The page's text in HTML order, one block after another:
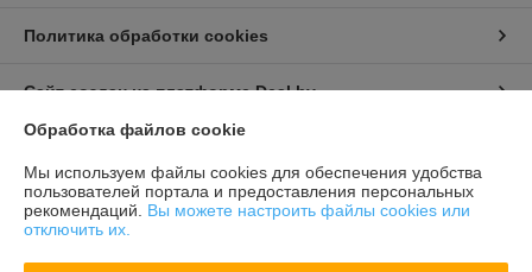
Политика обработки cookies
Сайт создан на платформе Deal.by
Информация для покупателя
Индивидуальный предприниматель:Бондарович Андрей Иванович
г. Минск, ул. Первомайская, д. 24 к.3, кв. 15
Регистрационный номер ЕГР: 191658429
Обработка файлов cookie
Мы используем файлы cookies для обеспечения удобства
пользователей портала и предоставления персональных
рекомендаций. Вы можете настроить файлы cookies или
отключить их.